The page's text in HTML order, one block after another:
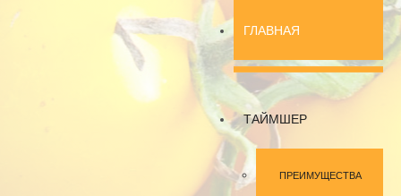
ГЛАВНАЯ
ТАЙМШЕР
ПРЕИМУЩЕСТВА